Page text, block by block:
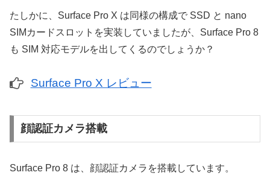
たしかに、Surface Pro X は同様の構成で SSD と nano
SIMカードスロットを実装していましたが、Surface Pro 8
も SIM 対応モデルを出してくるのでしょうか？
Surface Pro X レビュー
顔認証カメラ搭載
Surface Pro 8 は、顔認証カメラを搭載しています。